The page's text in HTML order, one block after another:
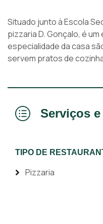
Situado junto à Escola
pizzaria D. Gonçalo, é
especialidade da casa
servem pratos de
Serviços
TIPO DE
Pizzaria